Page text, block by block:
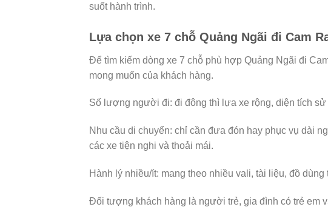
suốt hành trình.
Lựa chọn xe 7 chỗ Quảng Ngãi đi Cam
Để tìm kiếm dòng xe 7 chỗ phù hợp Quảng Ngãi đi
mong muốn của khách hàng.
Số lượng người đi: đi đông thì lựa xe rộng, diện tích sử
Nhu cầu di chuyển: chỉ cần đưa đón hay phục vụ dài
các xe tiện nghi và thoải mái.
Hành lý nhiều/ít: mang theo nhiều vali, tài liệu, đồ
Đối tượng khách hàng là người trẻ, gia đình có trẻ em